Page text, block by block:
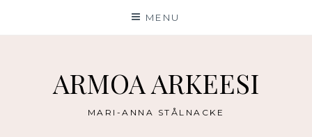
MENU
ARMOA ARKEESI
MARI-ANNA STÅLNACKE